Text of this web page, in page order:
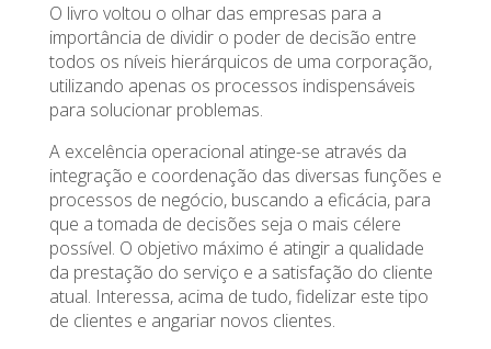
O livro voltou o olhar das empresas para a
importância de dividir o poder de decisão entre
todos os níveis hierárquicos de uma corporação,
utilizando apenas os processos indispensáveis
para solucionar problemas.
A excelência operacional atinge-se através da
integração e coordenação das diversas funções e
processos de negócio, buscando a eficácia, para
que a tomada de decisões seja o mais célere
possível. O objetivo máximo é atingir a qualidade
da prestação do serviço e a satisfação do cliente
atual. Interessa, acima de tudo, fidelizar este tipo
de clientes e angariar novos clientes.